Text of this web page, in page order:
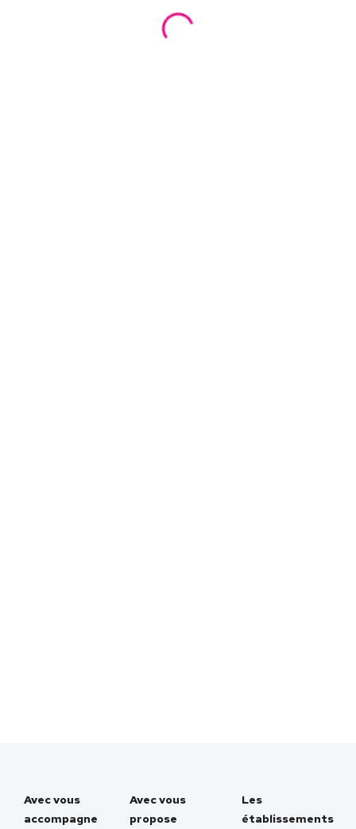
Avec vous
accompagne
Avec vous
propose
Les
établissements